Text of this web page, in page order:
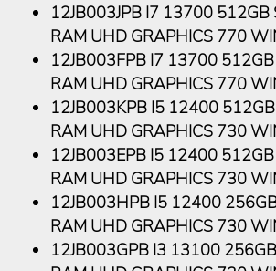
12JB003JPB I7 13700 512GB
RAM UHD GRAPHICS 770
12JB003FPB I7 13700 512GB
RAM UHD GRAPHICS 770
12JB003KPB I5 12400
RAM UHD GRAPHICS 730
12JB003EPB I5 12400 512GB
RAM UHD GRAPHICS 730
12JB003HPB I5 12400
RAM UHD GRAPHICS 730
12JB003GPB I3 13100